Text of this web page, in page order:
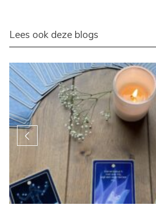
Lees ook deze blogs